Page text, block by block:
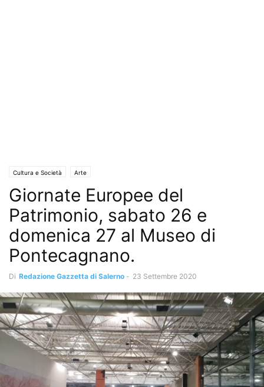
Cultura e Società Arte
Giornate Europee del
Patrimonio, sabato 26 e
domenica 27 al Museo di
Pontecagnano.
Di Redazione Gazzetta di Salerno - 23 Settembre 2020